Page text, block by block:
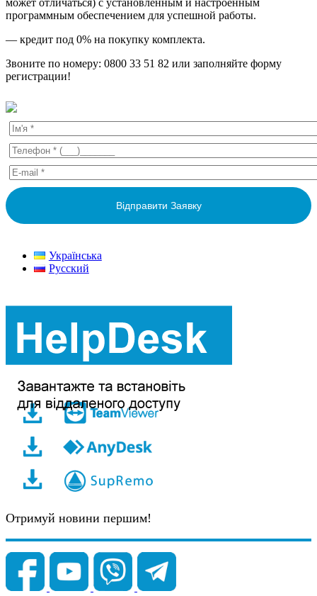
программным обеспечением для успешной работы.
— кредит под 0% на покупку комплекта.
Звоните по номеру: 0800 33 51 82 или заполняйте форму
регистрации!
Українська
Русский
Отримуй новини першим!